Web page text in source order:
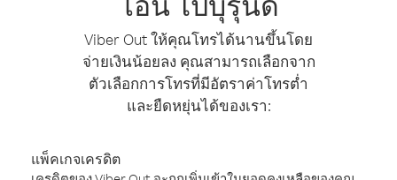
Viber Out ให้คุณโทรได้นานขึ้นโดย
จ่ายเงินน้อยลง คุณสามารถเลือกจาก
ตัวเลือกการโทรที่มีอัตราค่าโทรต่ำ
และยืดหยุ่นได้ของเรา:
แพ็คเกจเครดิต